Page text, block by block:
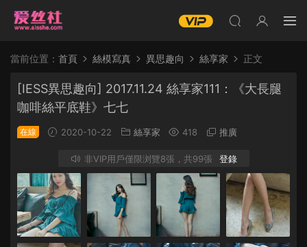
當前位置： 首頁 絲模寫真 異思趣向 絲享家 正文
[IESS異思趣向] 2017.11.24 絲享家111：《大長腿
咖啡絲平底鞋》七七
在線 2020-10-22 絲享家 418 推廣
非VIP用戶僅限浏覽8張，共99張 登錄